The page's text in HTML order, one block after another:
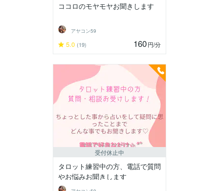
ココロのモヤモヤお聞きします
アヤコン59
5.0 (19) 160円/分
受付休止中
タロット練習中の方、電話で質問
やお悩みお聞きします